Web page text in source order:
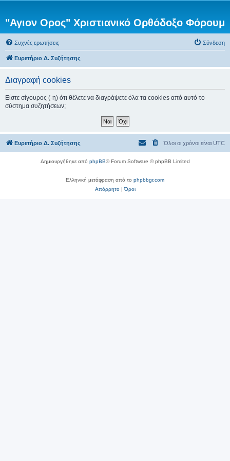
"Αγιον Ορος" Χριστιανικό Ορθόδοξο Φόρουμ
Συχνές ερωτήσεις Σύνδεση
Ευρετήριο Δ. Συζήτησης
Διαγραφή cookies
Είστε σίγουρος (-η) ότι θέλετε να διαγράψετε όλα τα cookies από αυτό το
σύστημα συζητήσεων;
Ευρετήριο Δ. Συζήτησης Όλοι οι χρόνοι είναι UTC
Δημιουργήθηκε από phpBB® Forum Software © phpBB Limited
Ελληνική μετάφραση από το phpbbgr.com
Απόρρητο|Όροι